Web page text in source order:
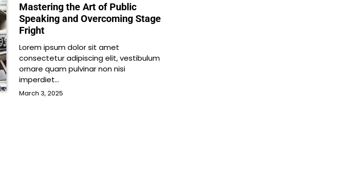
Mastering the Art of Public
Speaking and Overcoming Stage
Fright
Lorem ipsum dolor sit amet
consectetur adipiscing elit, vestibulum
ornare quam pulvinar non nisi
imperdiet…
March 3, 2025